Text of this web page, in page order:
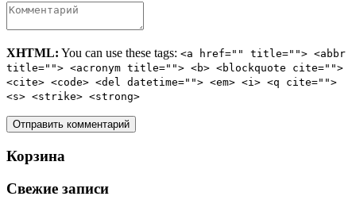
XHTML: You can use these tags: <a href="" title=""> <abbr
title=""> <acronym title=""> <b> <blockquote cite="">
<cite> <code> <del datetime=""> <em> <i> <q cite="">
<s> <strike> <strong>
Корзина
Свежие записи